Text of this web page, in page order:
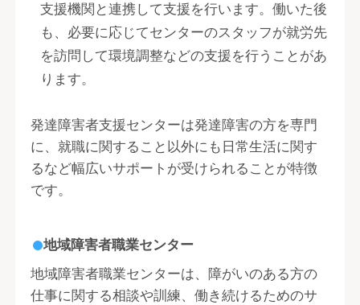
支援機関と連携して支援を行います。働いた後
も、必要に応じてセンターのスタッフが就労先
を訪問して環境調整などの支援を行うことがあ
ります。
発達障害者支援センターは発達障害の方を専門
に、就職に関すること以外にも日常生活に関す
るなど幅広いサポートが受けられることが特徴
です。
地域障害者職業センター
地域障害者職業センターは、障がいのある方の
仕事に関する相談や訓練、働き続けるためのサ